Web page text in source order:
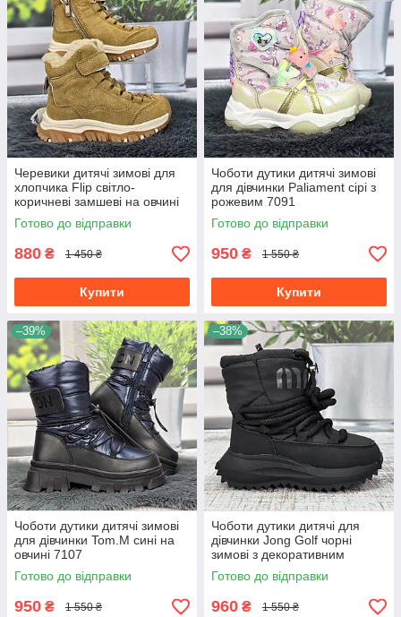
Черевики дитячі зимові для
хлопчика Flip світло-
коричневі замшеві на овчині
7084
Готово до відправки
880 ₴ 1 450 ₴
Купити
Чоботи дутики дитячі зимові
для дівчинки Paliament сірі з
рожевим 7091
Готово до відправки
950 ₴ 1 550 ₴
Купити
–39%
Чоботи дутики дитячі зимові
для дівчинки Tom.M сині на
овчині 7107
Готово до відправки
950 ₴ 1 550 ₴
–38%
Чоботи дутики дитячі для
дівчинки Jong Golf чорні
зимові з декоративним
шнурівкою 7053
Готово до відправки
960 ₴ 1 550 ₴